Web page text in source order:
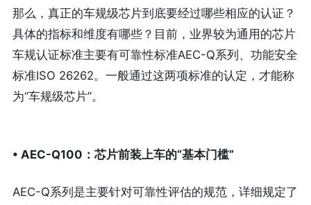
那么，真正的车规级芯片到底要经过哪些相应的认证？
具体的指标和维度有哪些？目前，业界较为通用的芯片
车规认证标准主要有可靠性标准AEC-Q系列、功能安全
标准ISO 26262。一般通过这两项标准的认定，才能称
为“车规级芯片”。
• AEC-Q100：芯片前装上车的“基本门槛”
AEC-Q系列是主要针对可靠性评估的规范，详细规定了